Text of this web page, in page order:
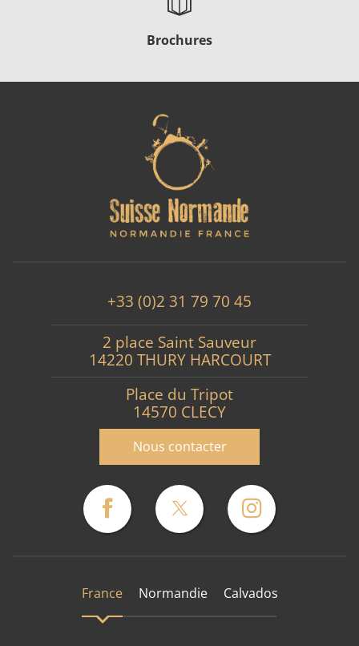
Brochures
+33 (0)2 31 79 70 45
2 place Saint Sauveur
14220 THURY HARCOURT
Place du Tripot
14570 CLECY
Nous contacter
France Normandie Calvados